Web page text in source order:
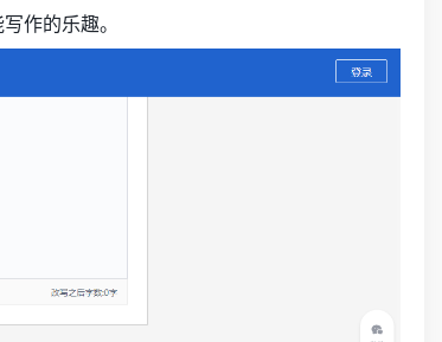
作的乐趣。